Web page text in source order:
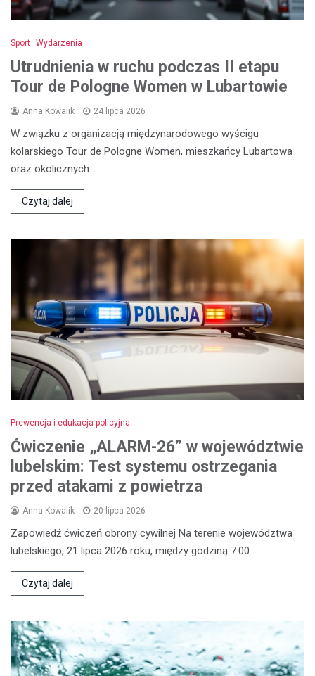
Sport Wydarzenia
Utrudnienia w ruchu podczas II etapu
Tour de Pologne Women w Lubartowie
Anna Kowalik 24 lipca 2026
W związku z organizacją międzynarodowego wyścigu
kolarskiego Tour de Pologne Women, mieszkańcy Lubartowa
oraz okolicznych…
Czytaj dalej
Prewencja i edukacja policyjna
Ćwiczenie „ALARM-26” w województwie
lubelskim: Test systemu ostrzegania
przed atakami z powietrza
Anna Kowalik 20 lipca 2026
Zapowiedź ćwiczeń obrony cywilnej Na terenie województwa
lubelskiego, 21 lipca 2026 roku, między godziną 7:00…
Czytaj dalej